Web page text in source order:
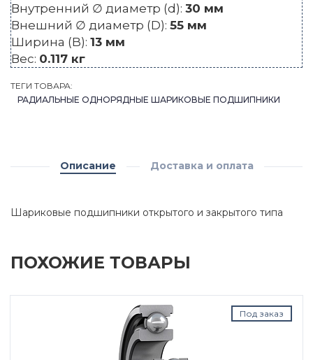
Внутренний ∅ диаметр (d): 30 мм
Внешний ∅ диаметр (D): 55 мм
Ширина (B): 13 мм
Вес: 0.117 кг
ТЕГИ ТОВАРА:
РАДИАЛЬНЫЕ ОДНОРЯДНЫЕ ШАРИКОВЫЕ ПОДШИПНИКИ
Описание Доставка и оплата
Шариковые подшипники открытого и закрытого типа
ПОХОЖИЕ ТОВАРЫ
Под заказ